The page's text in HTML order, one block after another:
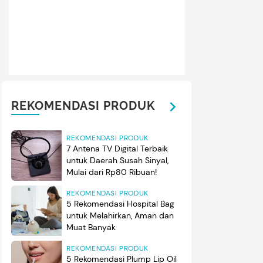
REKOMENDASI PRODUK
REKOMENDASI PRODUK
7 Antena TV Digital Terbaik
untuk Daerah Susah Sinyal,
Mulai dari Rp80 Ribuan!
REKOMENDASI PRODUK
5 Rekomendasi Hospital Bag
untuk Melahirkan, Aman dan
Muat Banyak
REKOMENDASI PRODUK
5 Rekomendasi Plump Lip Oil